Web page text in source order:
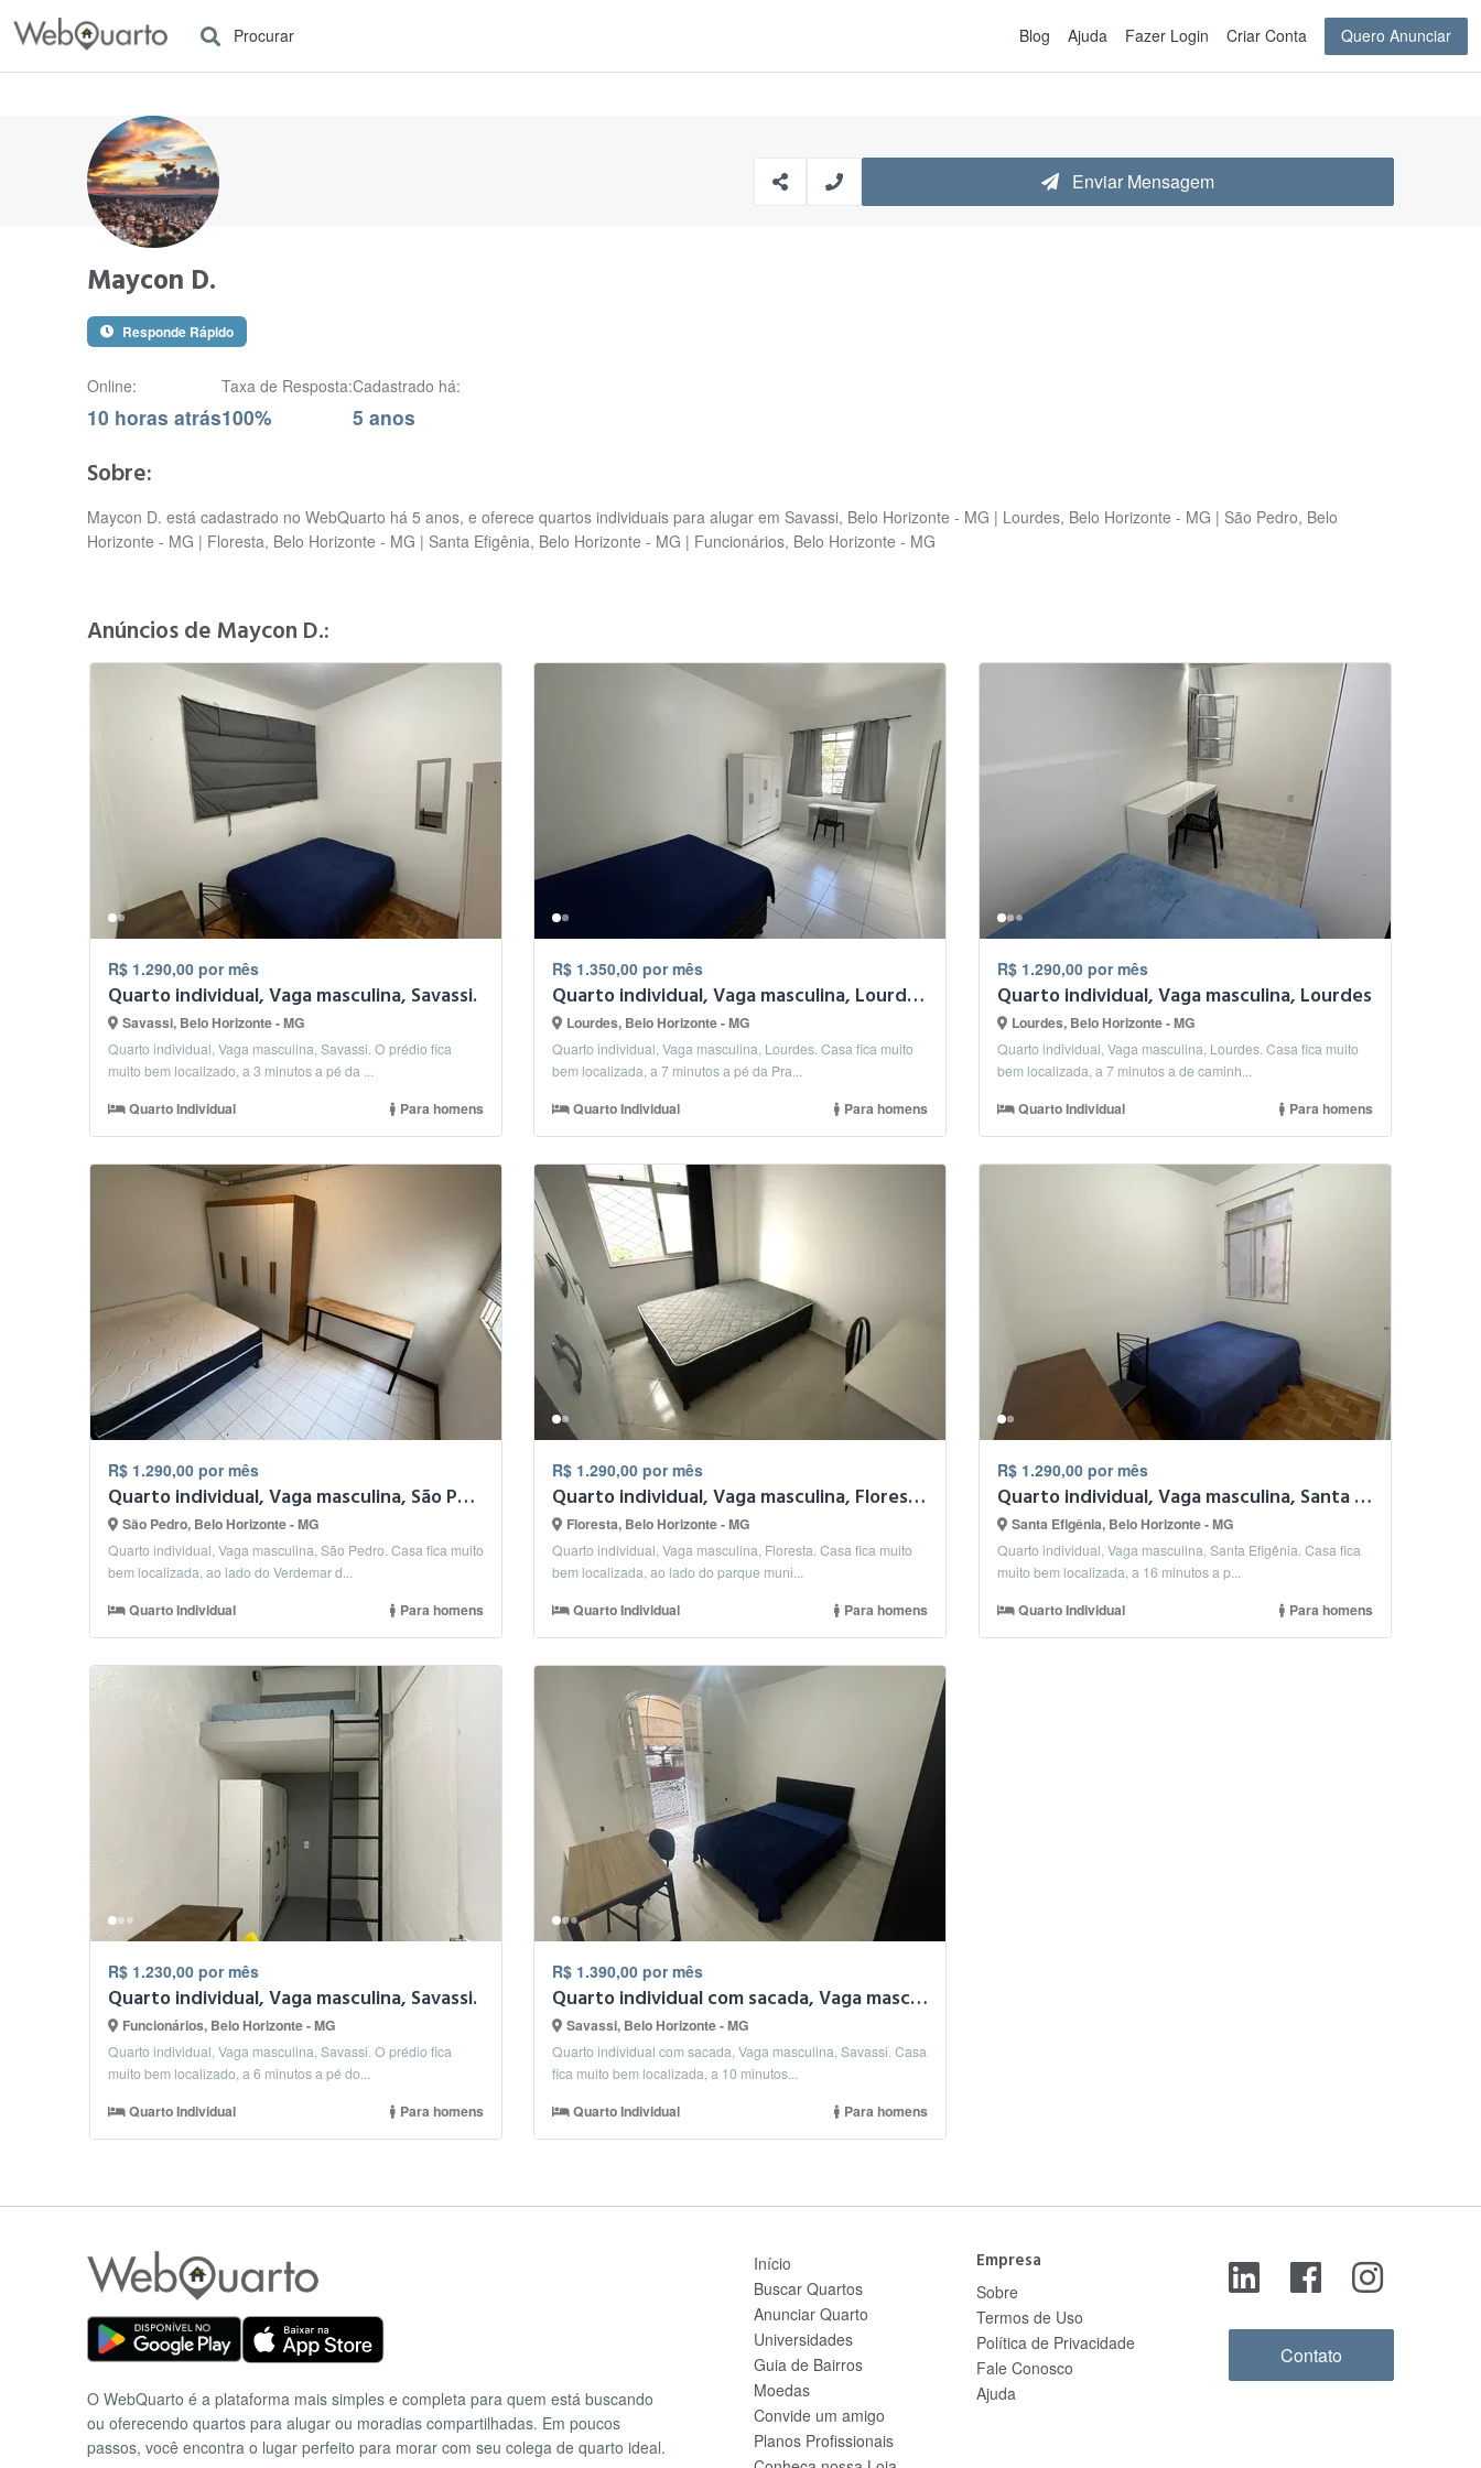
Procurar Blog Ajuda Fazer Login Criar Conta Quero Anunciar
Enviar Mensagem
Maycon D.
Responde Rápido
Online:
10 horas atrás
Taxa de Resposta:
100%
Cadastrado há:
5 anos
Sobre:
Maycon D. está cadastrado no WebQuarto há 5 anos, e oferece quartos individuais para alugar em Savassi, Belo Horizonte - MG | Lourdes, Belo Horizonte - MG | São Pedro, Belo
Horizonte - MG | Floresta, Belo Horizonte - MG | Santa Efigênia, Belo Horizonte - MG | Funcionários, Belo Horizonte - MG
Anúncios de Maycon D.:
R$ 1.290,00 por mês
Quarto individual, Vaga masculina, Savassi.
Savassi, Belo Horizonte - MG
Quarto individual, Vaga masculina, Savassi. O prédio fica
muito bem localizado, a 3 minutos a pé da ...
Quarto Individual Para homens
R$ 1.350,00 por mês
Quarto individual, Vaga masculina, Lourdes.
Lourdes, Belo Horizonte - MG
Quarto individual, Vaga masculina, Lourdes. Casa fica muito
bem localizada, a 7 minutos a pé da Pra...
Quarto Individual Para homens
R$ 1.290,00 por mês
Quarto individual, Vaga masculina, Lourdes
Lourdes, Belo Horizonte - MG
Quarto individual, Vaga masculina, Lourdes. Casa fica muito
bem localizada, a 7 minutos a de caminh...
Quarto Individual Para homens
R$ 1.290,00 por mês
Quarto individual, Vaga masculina, São Pedro.
São Pedro, Belo Horizonte - MG
Quarto individual, Vaga masculina, São Pedro. Casa fica muito
bem localizada, ao lado do Verdemar d...
Quarto Individual Para homens
R$ 1.290,00 por mês
Quarto individual, Vaga masculina, Floresta.
Floresta, Belo Horizonte - MG
Quarto individual, Vaga masculina, Floresta. Casa fica muito
bem localizada, ao lado do parque muni...
Quarto Individual Para homens
R$ 1.290,00 por mês
Quarto individual, Vaga masculina, Santa Efigênia.
Santa Efigênia, Belo Horizonte - MG
Quarto individual, Vaga masculina, Santa Efigênia. Casa fica
muito bem localizada, a 16 minutos a p...
Quarto Individual Para homens
R$ 1.230,00 por mês
Quarto individual, Vaga masculina, Savassi.
Funcionários, Belo Horizonte - MG
Quarto individual, Vaga masculina, Savassi. O prédio fica
muito bem localizado, a 6 minutos a pé do...
Quarto Individual Para homens
R$ 1.390,00 por mês
Quarto individual com sacada, Vaga masculina, Savassi.
Savassi, Belo Horizonte - MG
Quarto individual com sacada, Vaga masculina, Savassi. Casa
fica muito bem localizada, a 10 minutos...
Quarto Individual Para homens
O WebQuarto é a plataforma mais simples e completa para quem está buscando
ou oferecendo quartos para alugar ou moradias compartilhadas. Em poucos
passos, você encontra o lugar perfeito para morar com seu colega de quarto ideal.
Início
Buscar Quartos
Anunciar Quarto
Universidades
Guia de Bairros
Moedas
Convide um amigo
Planos Profissionais
Empresa
Sobre
Termos de Uso
Política de Privacidade
Fale Conosco
Ajuda
Contato